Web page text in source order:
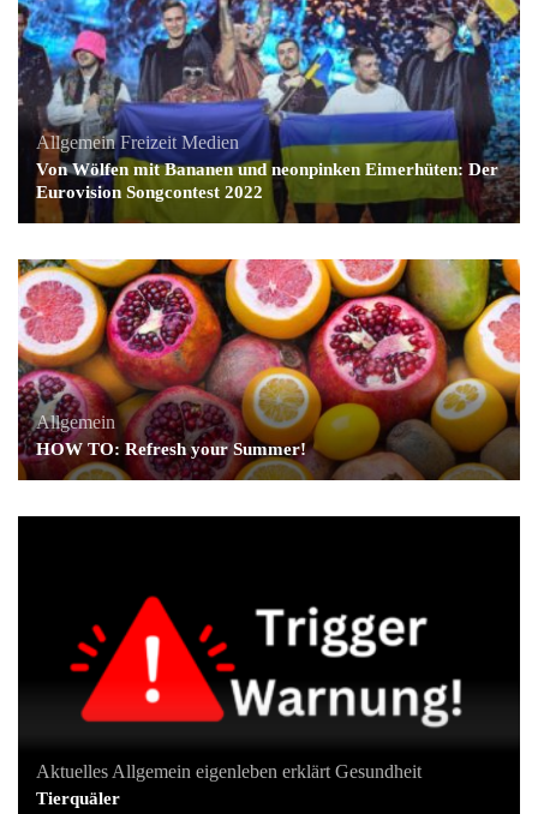
Allgemein Freizeit Medien
Von Wölfen mit Bananen und neonpinken Eimerhüten: Der
Eurovision Songcontest 2022
Allgemein
HOW TO: Refresh your Summer!
Aktuelles Allgemein eigenleben erklärt Gesundheit
Tierquäler